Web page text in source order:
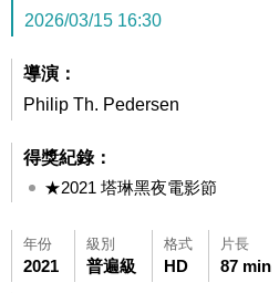
2026/03/15 16:30
導演：
Philip Th. Pedersen
得獎紀錄：
★2021 塔琳黑夜電影節
年份
2021
級別
普遍級
格式
HD
片長
87 min